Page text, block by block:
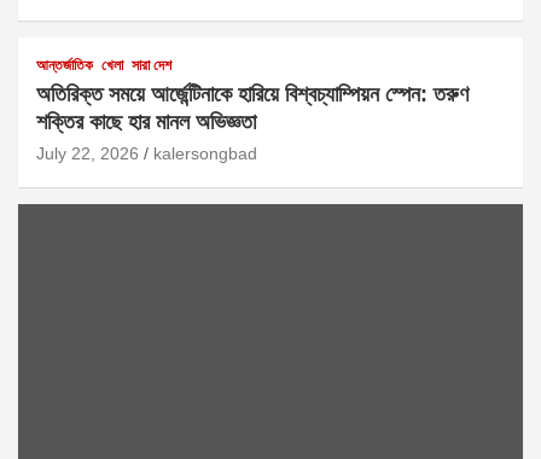
আন্তর্জাতিক খেলা সারা দেশ
অতিরিক্ত সময়ে আর্জেন্টিনাকে হারিয়ে বিশ্বচ্যাম্পিয়ন স্পেন: তরুণ
শক্তির কাছে হার মানল অভিজ্ঞতা
July 22, 2026 kalersongbad